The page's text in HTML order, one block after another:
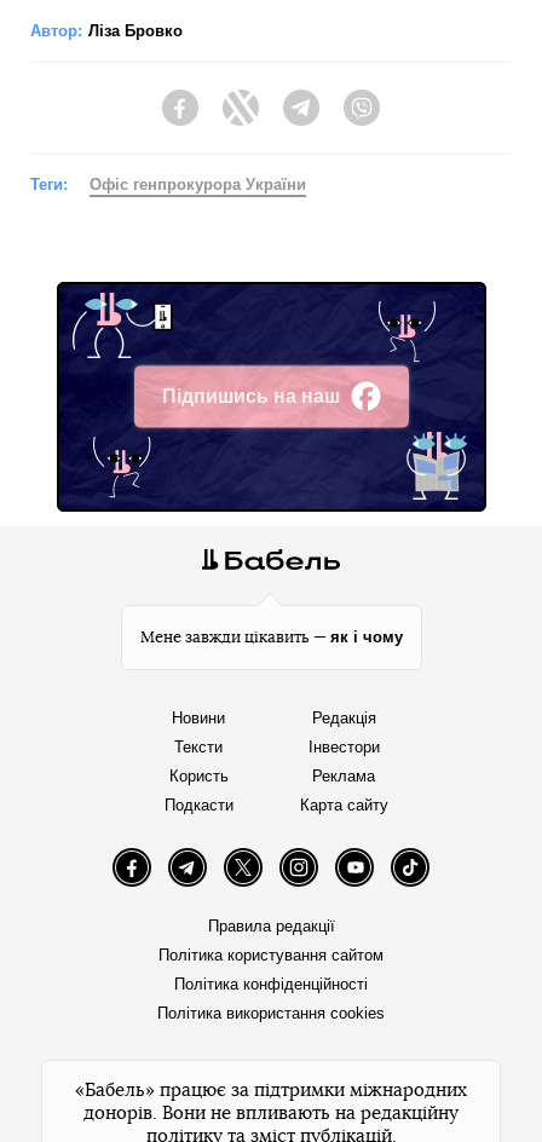
Автор: Ліза Бровко
FacebookTwitter Telegram
Теги: Офіс генпрокурора України
Підпишись на наш
Facebook
Мене завжди цікавить — як і чому
Новини
Тексти
Користь
Подкасти
Редакція
Інвестори
Реклама
Карта сайту
FacebookTelegramTwitter InstagramYouTube TikTok
Правила редакції
Політика користування сайтом
Політика конфіденційності
Політика використання cookies
«Бабель» працює за підтримки міжнародних
донорів. Вони не впливають на редакційну
політику та зміст публікацій.